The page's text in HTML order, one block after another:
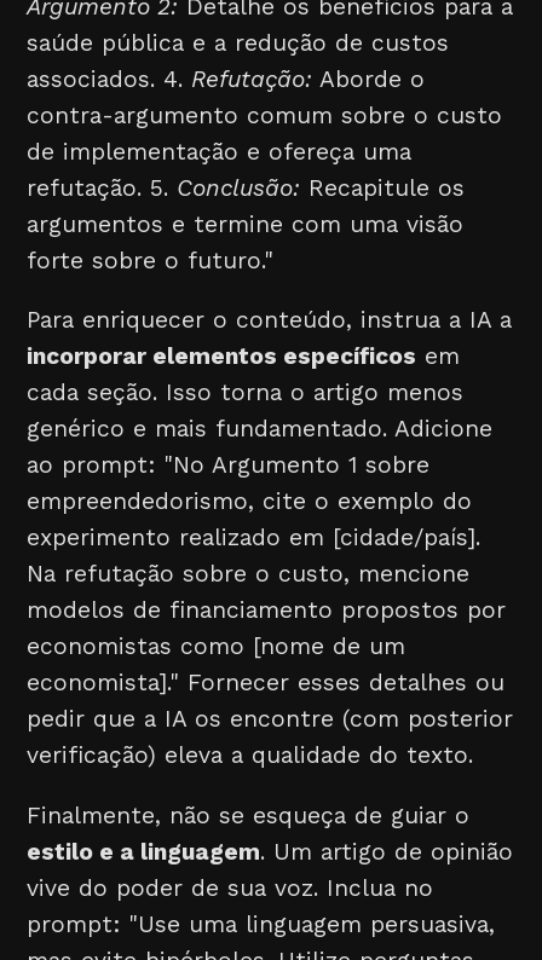
Argumento 2: Detalhe os benefícios para a
saúde pública e a redução de custos
associados. 4. Refutação: Aborde o
contra-argumento comum sobre o custo
de implementação e ofereça uma
refutação. 5. Conclusão: Recapitule os
argumentos e termine com uma visão
forte sobre o futuro."
Para enriquecer o conteúdo, instrua a IA a
incorporar elementos específicos em
cada seção. Isso torna o artigo menos
genérico e mais fundamentado. Adicione
ao prompt: "No Argumento 1 sobre
empreendedorismo, cite o exemplo do
experimento realizado em [cidade/país].
Na refutação sobre o custo, mencione
modelos de financiamento propostos por
economistas como [nome de um
economista]." Fornecer esses detalhes ou
pedir que a IA os encontre (com posterior
verificação) eleva a qualidade do texto.
Finalmente, não se esqueça de guiar o
estilo e a linguagem. Um artigo de opinião
vive do poder de sua voz. Inclua no
prompt: "Use uma linguagem persuasiva,